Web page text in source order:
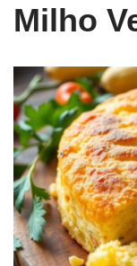
Milho